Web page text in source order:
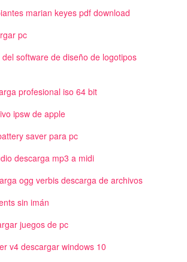
marian keyes pdf download
pc
software de diseño de logotipos
profesional iso 64 bit
ipsw de apple
saver para pc
descarga mp3 a midi
ogg verbis descarga de archivos
sin imán
juegos de pc
v4 descargar windows 10